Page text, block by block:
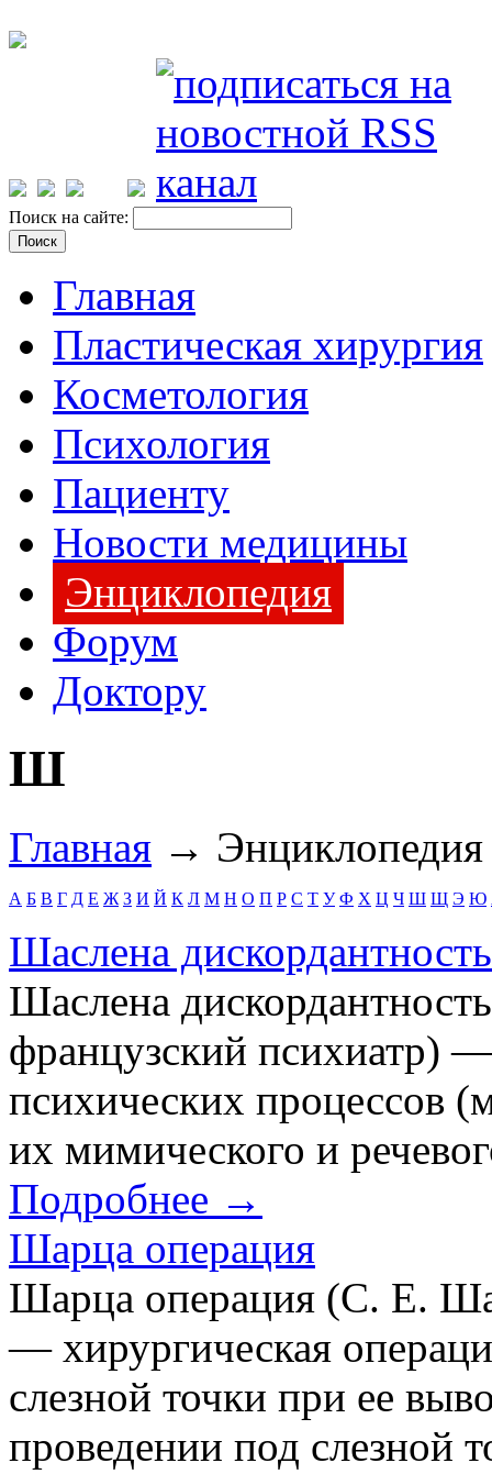
Поиск на сайте:
Главная
Пластическая хирургия
Косметология
Психология
Пациенту
Новости медицины
Энциклопедия
Форум
Доктору
Ш
Главная →
А Б В Г Д Е Ж З И Й К Л М Н О П Р С Т У Ф Х Ц Ч Ш Щ Э Ю
Шаслена дискордантность
Шаслена
французский психиатр)
психических процессов
их мимического и
Подробнее →
Шарца операция
Шарца операция (С. Е.
— хирургическая
слезной точки при ее
проведении под слезной